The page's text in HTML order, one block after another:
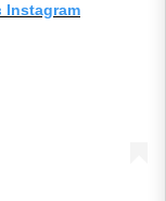
Instagram